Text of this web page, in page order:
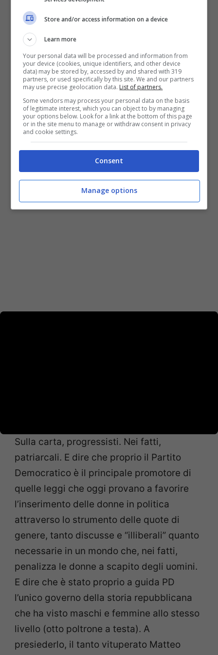
volta, le briciole. Già alla nascita del
governo Draghi era scoppiata la polemica
per la scelta del PD di nominare solo
maschi ai dicasteri: alle donne, dopo
vibranti proteste, i ruoli subalterni (i
viceministri, appunto), in una maldestra
operazione di compensazione. Guardando
gli altri partiti, poco più che un contentino:
Forza Italia, presieduta da quel gentleman
femminista di Berlusconi, ha due ministri
donna (Gelmini e Carfagna) su tre.
Sulla carta, progressisti. Nei fatti,
patriarcali. E dire che proprio il Partito
Democratico è il principale promotore di
quelle leggi che oggi provano a favorire
l’inserimento delle donne in politica
attraverso lo strumento delle quote di
genere, tanto discusse e “illiberali” quanto
necessarie in un mondo che, nei fatti,
penalizza le donne a scapito degli uomini.
E dire che è stato proprio a guida PD
l’unico governo della storia repubblicana
che ha visto maschi e femmine allo stesso
livello (otto poltrone a testa). A
presiederlo, il tanto vituperato Matteo
Store and/or access information on a device
Learn more
Your personal data will be processed and information from
your device (cookies, unique identifiers, and other device
data) may be stored by, accessed by and shared with 319
partners, or used specifically by this site. We and our partners
may use precise geolocation data. List of partners.
Some vendors may process your personal data on the basis
of legitimate interest, which you can object to by managing
your options below. Look for a link at the bottom of this page
or in the site menu to manage or withdraw consent in privacy
and cookie settings.
Consent
Manage options